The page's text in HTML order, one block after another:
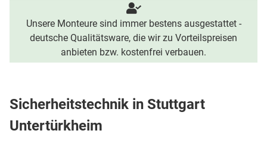
Unsere Monteure sind immer bestens ausgestattet -
deutsche Qualitätsware, die wir zu Vorteilspreisen
anbieten bzw. kostenfrei verbauen.
Sicherheitstechnik in Stuttgart
Untertürkheim